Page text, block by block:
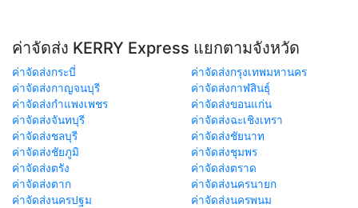
ค่าจัดส่ง KERRY Express แยกตามจังหวัด
ค่าจัดส่งกระบี่
ค่าจัดส่งกรุงเทพมหานคร
ค่าจัดส่งกาญจนบุรี
ค่าจัดส่งกาฬสินธุ์
ค่าจัดส่งกำแพงเพชร
ค่าจัดส่งขอนแก่น
ค่าจัดส่งจันทบุรี
ค่าจัดส่งฉะเชิงเทรา
ค่าจัดส่งชลบุรี
ค่าจัดส่งชัยนาท
ค่าจัดส่งชัยภูมิ
ค่าจัดส่งชุมพร
ค่าจัดส่งตรัง
ค่าจัดส่งตราด
ค่าจัดส่งตาก
ค่าจัดส่งนครนายก
ค่าจัดส่งนครปฐม
ค่าจัดส่งนครพนม